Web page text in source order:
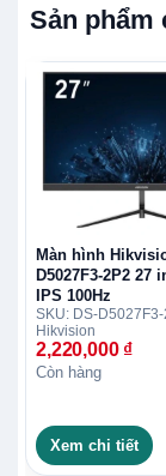
Sản phẩm
Màn hình
D5027F3-2P2 27
IPS 100Hz
SKU: DS-D5027F3-
Hikvision
2,220,000 ₫
Còn hàng
Xem chi tiết